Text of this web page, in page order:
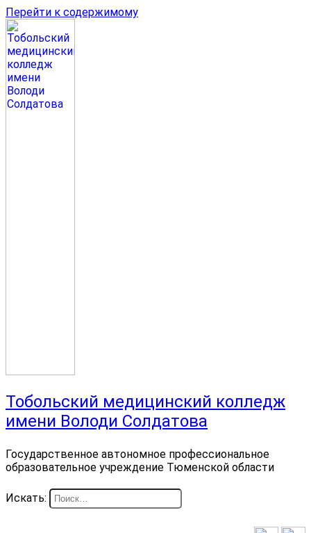
Перейти к содержимому
Тобольский медицинский колледж
имени Володи Солдатова
Государственное автономное профессиональное
образовательное учреждение Тюменской области
Искать: